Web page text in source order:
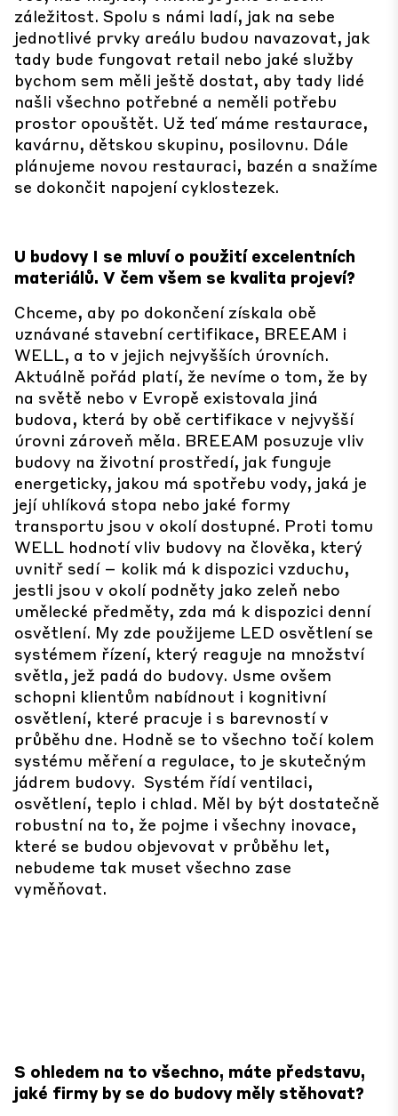
záležitost. Spolu s námi ladí, jak na sebe
jednotlivé prvky areálu budou navazovat, jak
tady bude fungovat retail nebo jaké služby
bychom sem měli ještě dostat, aby tady lidé
našli všechno potřebné a neměli potřebu
prostor opouštět. Už teď máme restaurace,
kavárnu, dětskou skupinu, posilovnu. Dále
plánujeme novou restauraci, bazén a snažíme
se dokončit napojení cyklostezek.
U budovy I se mluví o použití excelentních
materiálů. V čem všem se kvalita projeví?
Chceme, aby po dokončení získala obě
uznávané stavební certifikace, BREEAM i
WELL, a to v jejich nejvyšších úrovních.
Aktuálně pořád platí, že nevíme o tom, že by
na světě nebo v Evropě existovala jiná
budova, která by obě certifikace v nejvyšší
úrovni zároveň měla. BREEAM posuzuje vliv
budovy na životní prostředí, jak funguje
energeticky, jakou má spotřebu vody, jaká je
její uhlíková stopa nebo jaké formy
transportu jsou v okolí dostupné. Proti tomu
WELL hodnotí vliv budovy na člověka, který
uvnitř sedí – kolik má k dispozici vzduchu,
jestli jsou v okolí podněty jako zeleň nebo
umělecké předměty, zda má k dispozici denní
osvětlení. My zde použijeme LED osvětlení se
systémem řízení, který reaguje na množství
světla, jež padá do budovy. Jsme ovšem
schopni klientům nabídnout i kognitivní
osvětlení, které pracuje i s barevností v
průběhu dne. Hodně se to všechno točí kolem
systému měření a regulace, to je skutečným
jádrem budovy. Systém řídí ventilaci,
osvětlení, teplo i chlad. Měl by být dostatečně
robustní na to, že pojme i všechny inovace,
které se budou objevovat v průběhu let,
nebudeme tak muset všechno zase
vyměňovat.
S ohledem na to všechno, máte představu,
jaké firmy by se do budovy měly stěhovat?